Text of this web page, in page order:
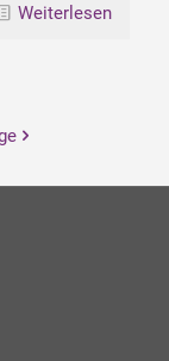
Weiterlesen